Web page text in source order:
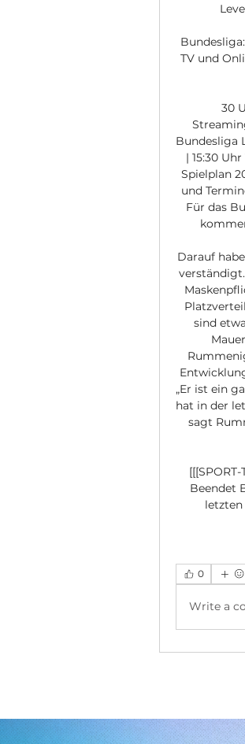
TV und
30
Bundesliga
| 15:30
Spielplan
und
Für das
Darauf
sind
„Er ist ein
hat in der
sagt
Beendet
letzten
0
Write a